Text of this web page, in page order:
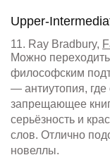
Upper-
11. Ray Bradbury,
Можно
философским
— антиутопия,
запрещающее
серьёзность и
слов. Отлично
новеллы.